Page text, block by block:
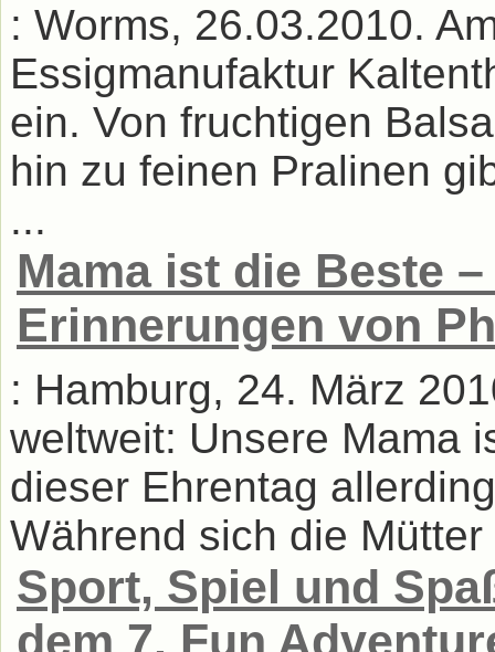
: Worms, 26.03.2010.
Essigmanufaktur
ein. Von fruchtigen
hin zu feinen Pralinen
...
Mama ist die Beste
Erinnerungen von
: Hamburg, 24. März
weltweit: Unsere Mama
dieser Ehrentag
Während sich die
Sport, Spiel und
dem 7. Fun